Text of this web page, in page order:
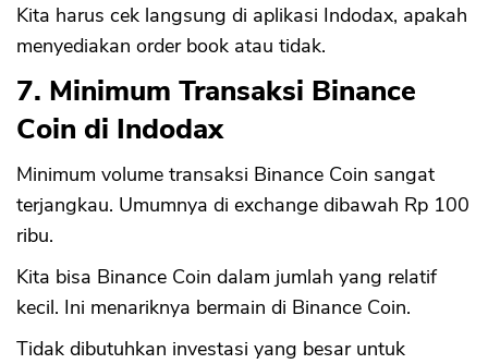
Kita harus cek langsung di aplikasi Indodax, apakah
menyediakan order book atau tidak.
7. Minimum Transaksi Binance
Coin di Indodax
Minimum volume transaksi Binance Coin sangat
terjangkau. Umumnya di exchange dibawah Rp 100
ribu.
Kita bisa Binance Coin dalam jumlah yang relatif
kecil. Ini menariknya bermain di Binance Coin.
Tidak dibutuhkan investasi yang besar untuk